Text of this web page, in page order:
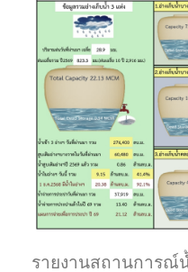
รายงานสถานการณ์